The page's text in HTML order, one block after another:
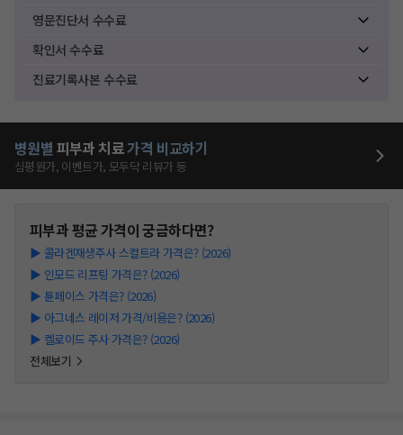
영문진단서 수수료
확인서 수수료
진료기록사본 수수료
병원별 피부과 치료가격 비교하기
심평원가, 이벤트가, 모두닥 리뷰가 등
피부과평균 가격이 궁금하다면?
▶ 콜라겐재생주사 스컬트라 가격은? (2026)
▶ 인모드 리프팅 가격은? (2026)
▶ 튠페이스 가격은? (2026)
▶ 아그네스 레이저 가격/비용은? (2026)
▶ 켈로이드 주사 가격은? (2026)
전체보기